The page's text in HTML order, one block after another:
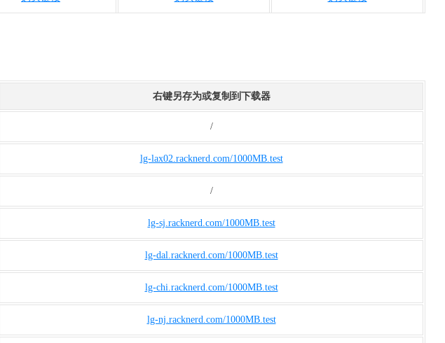
右键另存为或复制到下载器
/
lg-lax02.racknerd.com/1000MB.test
/
lg-sj.racknerd.com/1000MB.test
lg-dal.racknerd.com/1000MB.test
lg-chi.racknerd.com/1000MB.test
lg-nj.racknerd.com/1000MB.test